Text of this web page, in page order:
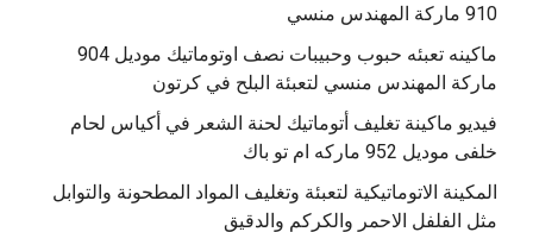
910 ماركة المهندس منسي
‫ماكينه تعبئه حبوب وحبيبات نصف اوتوماتيك موديل 904
‫فيديو ماكينة تغليف أتوماتيك لحنة الشعر في أكياس لحام
خلفى موديل 952 ماركه ام تو باك
المكينة الاتوماتيكية لتعبئة وتغليف المواد المطحونة والتوابل
مثل الفلفل الاحمر والكركم والدقيق